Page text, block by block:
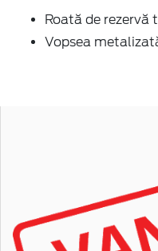
Roată de rezervă
Vopsea